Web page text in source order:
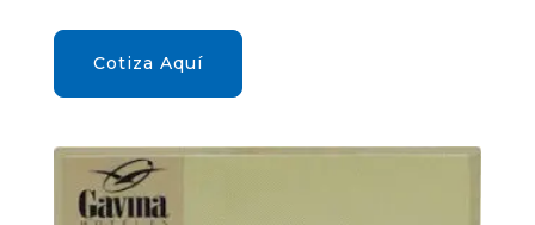
Cotiza Aquí